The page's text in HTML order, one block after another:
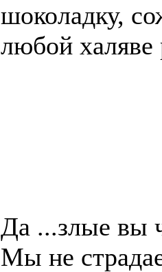
шоколадку,
любой
Да ...злые вы
Мы не